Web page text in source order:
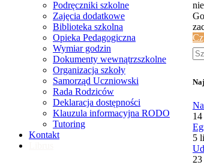
Podręczniki szkolne
Zajęcia dodatkowe
Biblioteka szkolna
Opieka Pedagogiczna
Wymiar godzin
Dokumenty wewnątrzszkolne
Organizacja szkoły
Samorząd Uczniowski
Rada Rodziców
Deklaracja dostępności
Klauzula informacyjna RODO
Tutoring
Kontakt
5